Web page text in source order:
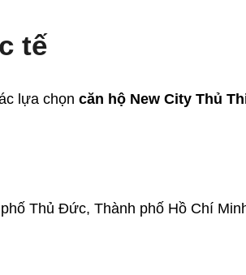
tế
lựa chọn căn hộ New City Thủ
Thủ Đức, Thành phố Hồ Chí